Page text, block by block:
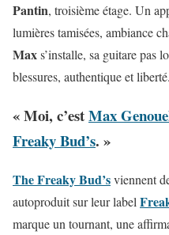
Pantin, troisième étage. Un
lumières tamisées, ambiance
Maxs’installe, sa guitare pas
blessures, authentique et liberté.
« Moi, c’estMax
Freaky Bud’s. »
The Freaky Bud’sviennent
autoproduit sur leur label
marque un tournant, une